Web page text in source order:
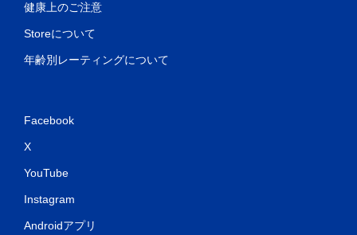
健康上のご注意
Storeについて
年齢別レーティングについて
Facebook
X
YouTube
Instagram
Androidアプリ